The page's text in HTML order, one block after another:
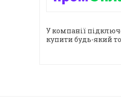
У компанії
купити будь-який